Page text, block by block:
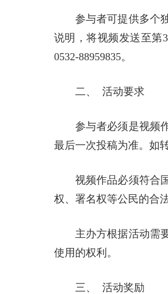
参与者可提供多个
说明，将视频发送至第
0532-88959835。
二、 活动要求
参与者必须是视频
最后一次投稿为准。如
视频作品必须符合
权、署名权等公民的合
主办方根据活动需
使用的权利。
三、 活动奖励